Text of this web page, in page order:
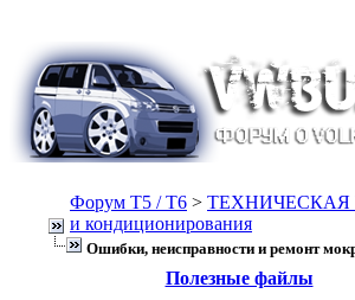
Форум Т5 / T6 > ТЕХНИЧЕСКАЯ
и кондиционирования
Ошибки, неисправности и ремонт
Полезные файлы